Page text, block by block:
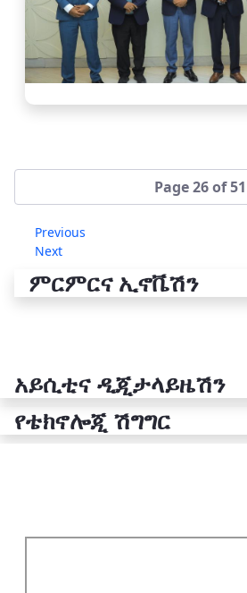
Page 26 of 51
Next
ምርምርና ኢኖቬሽን
የቴክኖሎጂ ሽግግር